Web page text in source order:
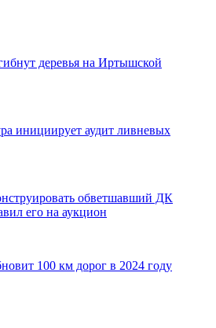
деревья на Иртышской
инициирует аудит ливневых
обветшавший ДК
его на аукцион
100 км дорог в 2024 году